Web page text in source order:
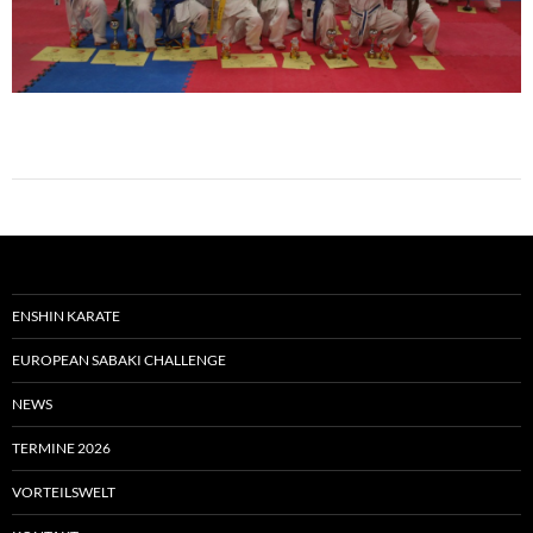
ENSHIN KARATE
EUROPEAN SABAKI CHALLENGE
NEWS
TERMINE 2026
VORTEILSWELT